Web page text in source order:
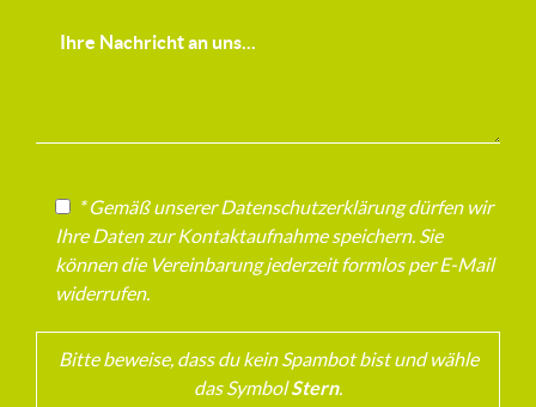
* Gemäß unserer Datenschutzerklärung dürfen wir
Ihre Daten zur Kontaktaufnahme speichern. Sie
können die Vereinbarung jederzeit formlos per E-Mail
widerrufen.
Bitte beweise, dass du kein Spambot bist und wähle
das SymbolStern.